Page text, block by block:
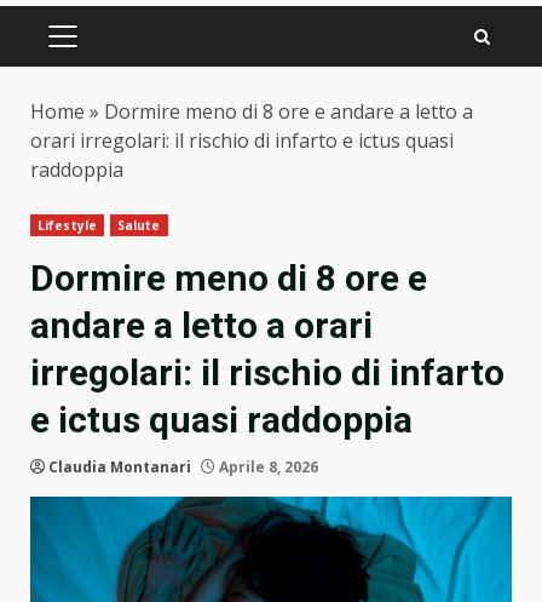
PRIMARY
Home » Dormire meno di 8 ore e andare a letto a
orari irregolari: il rischio di infarto e ictus quasi
raddoppia
Lifestyle Salute
Dormire meno di 8 ore e
andare a letto a orari
irregolari: il rischio di infarto
e ictus quasi raddoppia
Claudia Montanari Aprile 8, 2026